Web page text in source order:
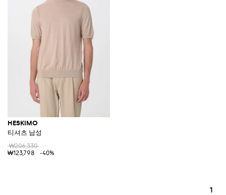
HESKIMO
티셔츠 남성
₩206,330
₩123,798
-40%
1